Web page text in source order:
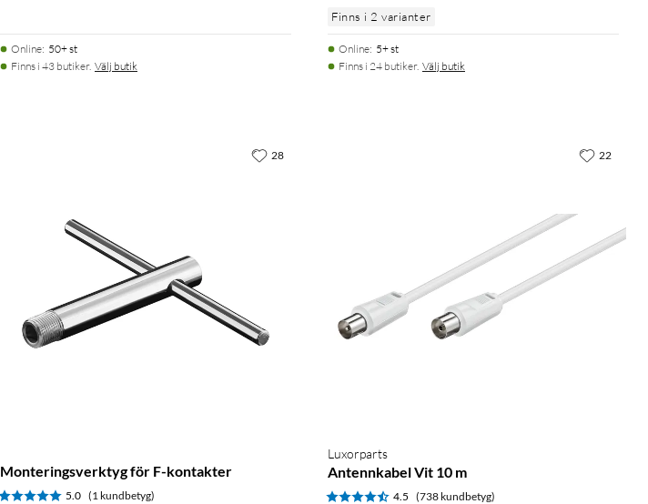
Online: 50+ st
Finns i 43 butiker. Välj butik
Finns i 2 varianter
Online: 5+ st
Finns i 24 butiker. Välj butik
Monteringsverktyg för F-kontakter
5.0 (1 kundbetyg)
28
Luxorparts
Antennkabel Vit 10 m
4.5 (738 kundbetyg)
22